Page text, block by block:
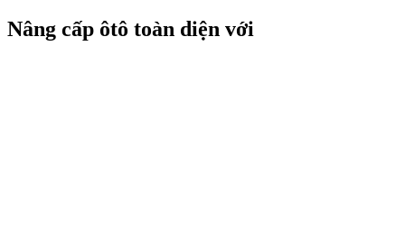
Nâng cấp ôtô toàn diện với